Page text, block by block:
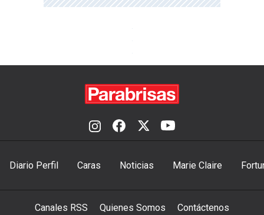
Diario Perfil Caras Noticias Marie Claire
Canales RSS Quienes Somos Contáctenos